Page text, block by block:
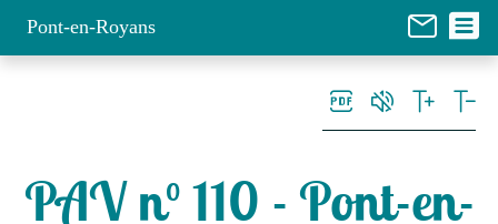
Pont-en-Royans
PAV n° 110 - Pont-en-